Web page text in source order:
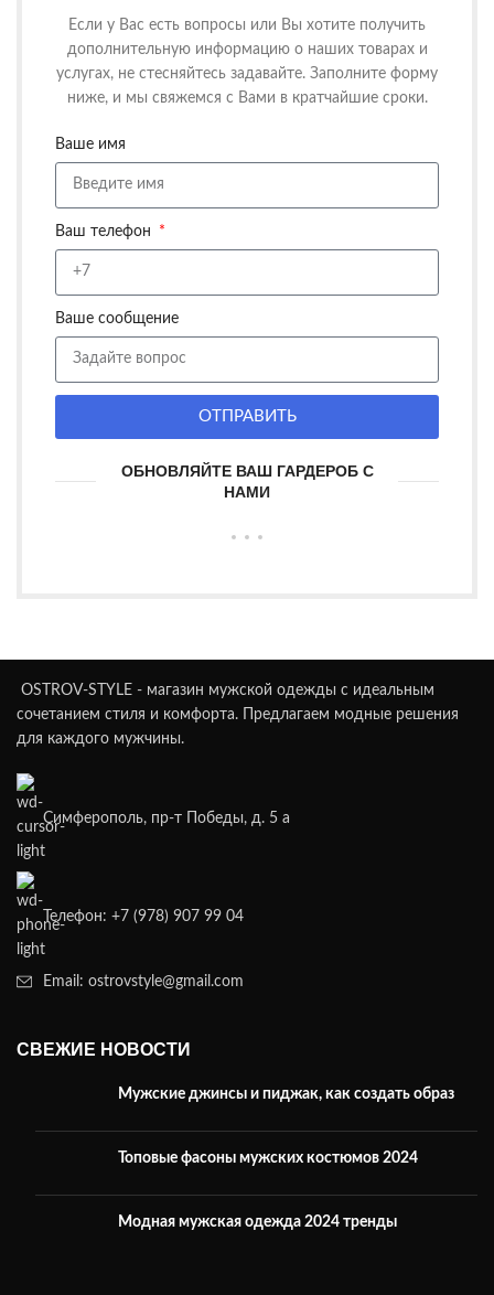
Если у Вас есть вопросы или Вы хотите получить
дополнительную информацию о наших товарах и
услугах, не стесняйтесь задавайте. Заполните форму
ниже, и мы свяжемся с Вами в кратчайшие сроки.
Ваше имя
Ваш телефон
Ваше сообщение
ОТПРАВИТЬ
ОБНОВЛЯЙТЕ ВАШ ГАРДЕРОБ С
НАМИ
OSTROV-STYLE - магазин мужской одежды с идеальным
сочетанием стиля и комфорта. Предлагаем модные решения
для каждого мужчины.
Симферополь, пр-т Победы, д. 5 а
Телефон: +7 (978) 907 99 04
Email: ostrovstyle@gmail.com
СВЕЖИЕ НОВОСТИ
Мужские джинсы и пиджак, как создать образ
Топовые фасоны мужских костюмов 2024
Модная мужская одежда 2024 тренды